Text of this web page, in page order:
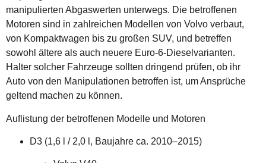
manipulierten Abgaswerten unterwegs. Die betroffenen
Motoren sind in zahlreichen Modellen von Volvo verbaut,
von Kompaktwagen bis zu großen SUV, und betreffen
sowohl ältere als auch neuere Euro-6-Dieselvarianten.
Halter solcher Fahrzeuge sollten dringend prüfen, ob ihr
Auto von den Manipulationen betroffen ist, um Ansprüche
geltend machen zu können.
Auflistung der betroffenen Modelle und Motoren
D3 (1,6 l / 2,0 l, Baujahre ca. 2010–2015)